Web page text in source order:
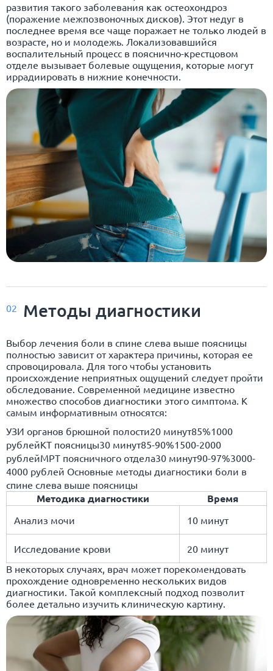
развития такого заболевания как остеохондроз
(поражение межпозвоночных дисков). Этот недуг в
последнее время все чаще поражает не только людей в
возрасте, но и молодежь. Локализовавшийся
воспалительный процесс в пояснично-крестцовом
отделе вызывает болевые ощущения, которые могут
иррадиировать в нижние конечности.
02 Методы диагностики
Выбор лечения боли в спине слева выше поясницы
полностью зависит от характера причины, которая ее
спровоцировала. Для того чтобы установить
происхождение неприятных ощущений следует пройти
обследование. Современной медицине известно
множество способов диагностики этого симптома. К
самым информативным относятся:
УЗИ органов брюшной полости20 минут85%1000
рублейКТ поясницы30 минут85-90%1500-2000
рублейМРТ поясничного отдела30 минут90-97%3000-
4000 рублей Основные методы диагностики боли в
спине слева выше поясницы
Методика диагностики Время
Анализ мочи 10 минут
Исследование крови
20 минут
В некоторых случаях, врач может порекомендовать
прохождение одновременно нескольких видов
диагностики. Такой комплексный подход позволит
более детально изучить клиническую картину.